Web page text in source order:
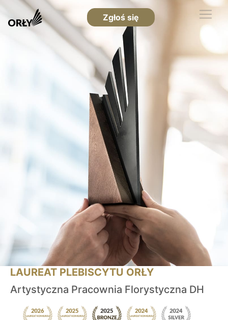
Zgłoś się
LAUREAT PLEBISCYTU ORŁY
Artystyczna Pracownia Florystyczna DH